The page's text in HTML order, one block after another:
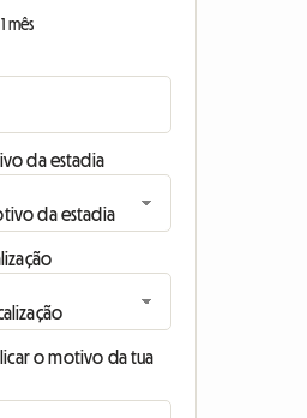
mês
da estadia
o motivo da tua